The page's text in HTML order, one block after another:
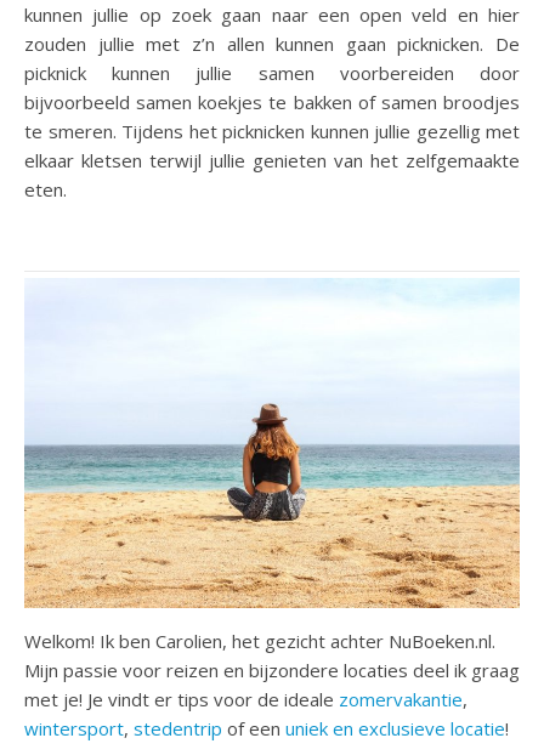
kunnen jullie op zoek gaan naar een open veld en hier
zouden jullie met z’n allen kunnen gaan picknicken. De
picknick kunnen jullie samen voorbereiden door
bijvoorbeeld samen koekjes te bakken of samen broodjes
te smeren. Tijdens het picknicken kunnen jullie gezellig met
elkaar kletsen terwijl jullie genieten van het zelfgemaakte
eten.
Welkom! Ik ben Carolien, het gezicht achter NuBoeken.nl.
Mijn passie voor reizen en bijzondere locaties deel ik graag
met je! Je vindt er tips voor de ideale zomervakantie,
wintersport, stedentrip of een uniek en exclusieve locatie!